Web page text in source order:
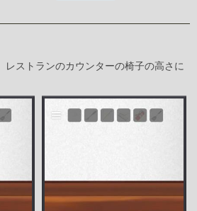
レストランのカウンターの椅子の高さに